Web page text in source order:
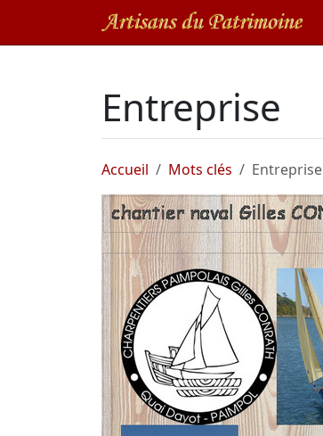
Entreprise
Accueil Mots clés Entreprise